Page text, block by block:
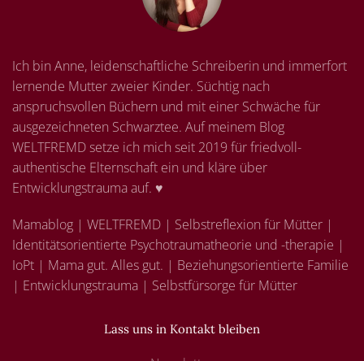
Ich bin Anne, leidenschaftliche Schreiberin und immerfort
lernende Mutter zweier Kinder. Süchtig nach
anspruchsvollen Büchern und mit einer Schwäche für
ausgezeichneten Schwarztee. Auf meinem Blog
WELTFREMD setze ich mich seit 2019 für friedvoll-
authentische Elternschaft ein und kläre über
Entwicklungstrauma auf. ♥
Mamablog | WELTFREMD | Selbstreflexion für Mütter |
Identitätsorientierte Psychotraumatheorie und -therapie |
IoPt | Mama gut. Alles gut. | Beziehungsorientierte Familie
| Entwicklungstrauma | Selbstfürsorge für Mütter
Lass uns in Kontakt bleiben